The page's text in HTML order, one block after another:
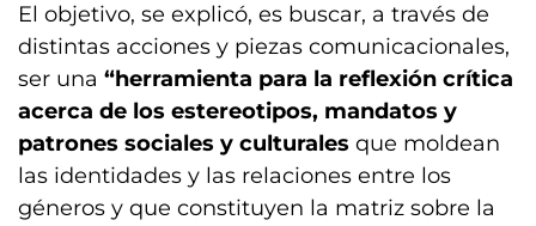
El objetivo, se explicó, es buscar, a través de
distintas acciones y piezas comunicacionales,
ser una “herramienta para la reflexión crítica
acerca de los estereotipos, mandatos y
patrones sociales y culturales que moldean
las identidades y las relaciones entre los
géneros y que constituyen la matriz sobre la